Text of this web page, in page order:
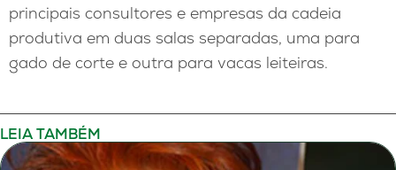
principais consultores e empresas da cadeia
produtiva em duas salas separadas, uma para
gado de corte e outra para vacas leiteiras.
LEIA TAMBÉM